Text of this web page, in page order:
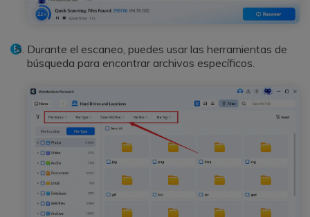
Durante el escaneo, puedes usar las herramientas de
búsqueda para encontrar archivos específicos.